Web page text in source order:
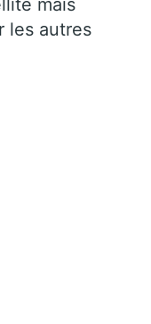
mais
les autres